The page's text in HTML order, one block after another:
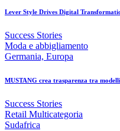
Lever Style Drives Digital
Success Stories
Moda e abbigliamento
Germania, Europa
MUSTANG crea trasparenza tra
Success Stories
Retail Multicategoria
Sudafrica